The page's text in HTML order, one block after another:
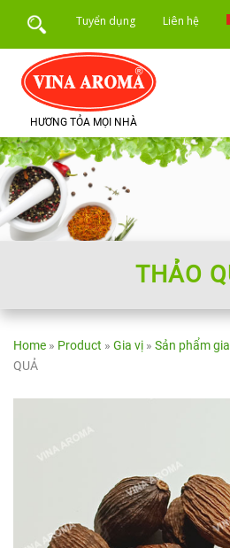
Tuyển dụng Liên hệ
HƯƠNG TỎA MỌI NHÀ
TRANG CHỦ GIỚI THIỆU
DỊCH VỤ
THẢO
Home » Product » Gia vị » Sản phẩm
QUẢ